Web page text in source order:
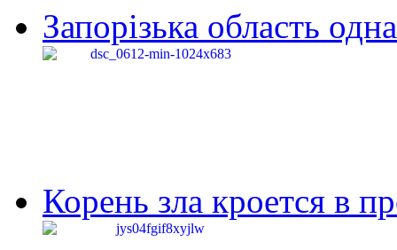
Запорізька область
Корень зла кроется в